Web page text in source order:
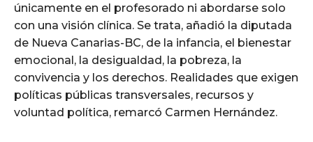
únicamente en el profesorado ni abordarse solo
con una visión clínica. Se trata, añadió la diputada
de Nueva Canarias-BC, de la infancia, el bienestar
emocional, la desigualdad, la pobreza, la
convivencia y los derechos. Realidades que exigen
políticas públicas transversales, recursos y
voluntad política, remarcó Carmen Hernández.